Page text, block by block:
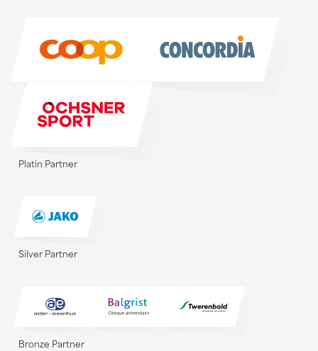
Platin Partner
Silver Partner
Bronze Partner